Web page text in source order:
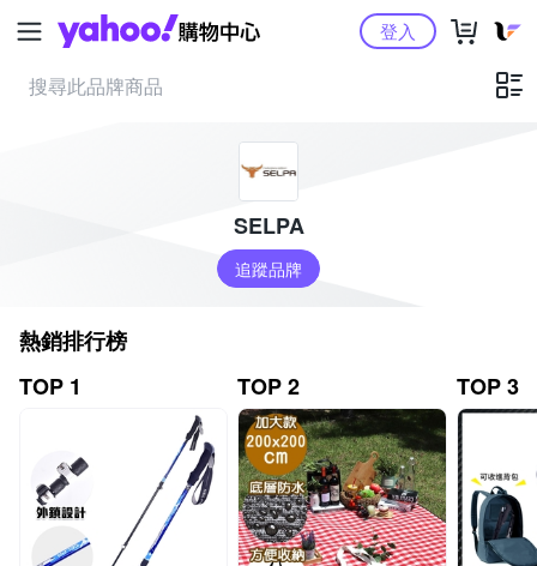
Yahoo購物中心登入
SELPA
追蹤品牌
熱銷排行榜
TOP 1
TOP 2 TOP 3